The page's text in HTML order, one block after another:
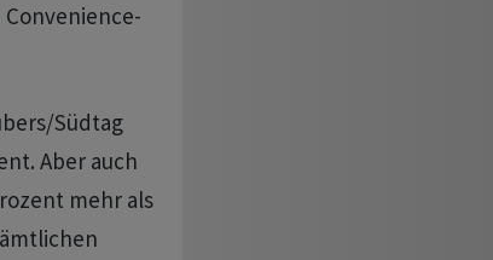
Südtag
Aber auch
mehr als